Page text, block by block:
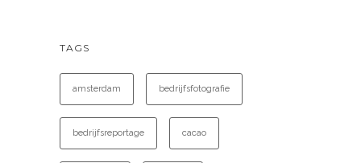
TAGS
amsterdam bedrijfsfotografie
bedrijfsreportage cacao